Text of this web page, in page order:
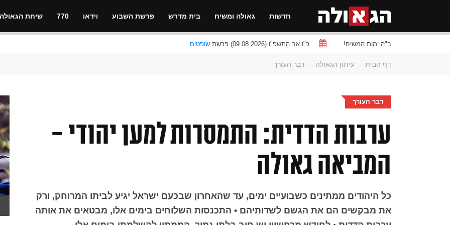
חדשות גאולה ומשיח בית מדרש פרשת השבוע וידאו 770 שיחת
ב"ה ימות המשיח! כ"ו אב התשפ"ו (09.08.2026) פרשת שופטים
דף הבית - עיתון הגאולה - דבר העורך
דבר העורך
ערבות הדדית: התמסרות למען יהודי -
המביאה גאולה
כל היהודים ממתינים כשבועיים ימים, עד שהאחרון שבכעם ישראל יגיע לביתו המרוחק, ורק
את מבקשים הם את הגשם לשדותיהם • התכנסות השלוחים בימים אלו, מבטאים את אותה